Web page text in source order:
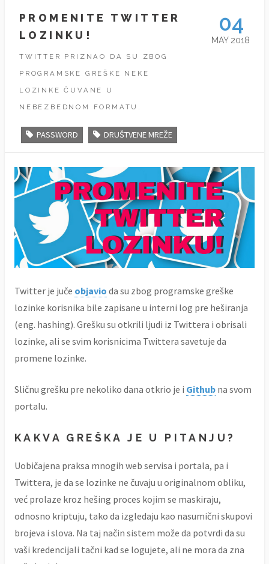
PROMENITE TWITTER
LOZINKU!
TWITTER PRIZNAO DA SU ZBOG
PROGRAMSKE GREŠKE NEKE
LOZINKE ČUVANE U
NEBEZBEDNOM FORMATU.
PASSWORD DRUŠTVENE MREŽE
04
MAY 2018
Twitter je juče objavio da su zbog programske greške
lozinke korisnika bile zapisane u interni log pre heširanja
(eng. hashing). Grešku su otkrili ljudi iz Twittera i obrisali
lozinke, ali se svim korisnicima Twittera savetuje da
promene lozinke.
Sličnu grešku pre nekoliko dana otkrio je i Github na svom
portalu.
KAKVA GREŠKA JE U PITANJU?
Uobičajena praksa mnogih web servisa i portala, pa i
Twittera, je da se lozinke ne čuvaju u originalnom obliku,
već prolaze kroz hešing proces kojim se maskiraju,
odnosno kriptuju, tako da izgledaju kao nasumični skupovi
brojeva i slova. Na taj način sistem može da potvrdi da su
vaši kredencijali tačni kad se logujete, ali ne mora da zna